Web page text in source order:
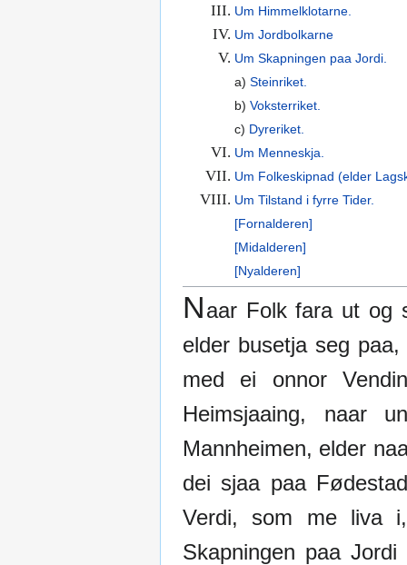
III. Um Himmelklotarne.
IV. Um Jordbolkarne
V. Um Skapningen paa Jordi.
a) Steinriket.
b) Voksterriket.
c) Dyreriket.
VI. Um Menneskja.
VII. Um Folkeskipnad (elder
VIII. Um Tilstand i fyrre Tider.
[Fornalderen]
[Midalderen]
[Nyalderen]
Naar Folk fara ut og
elder busetja seg
med ei onnor
Heimsjaaing, naar
Mannheimen, elder
dei sjaa paa
Verdi, som me liva
Skapningen paa